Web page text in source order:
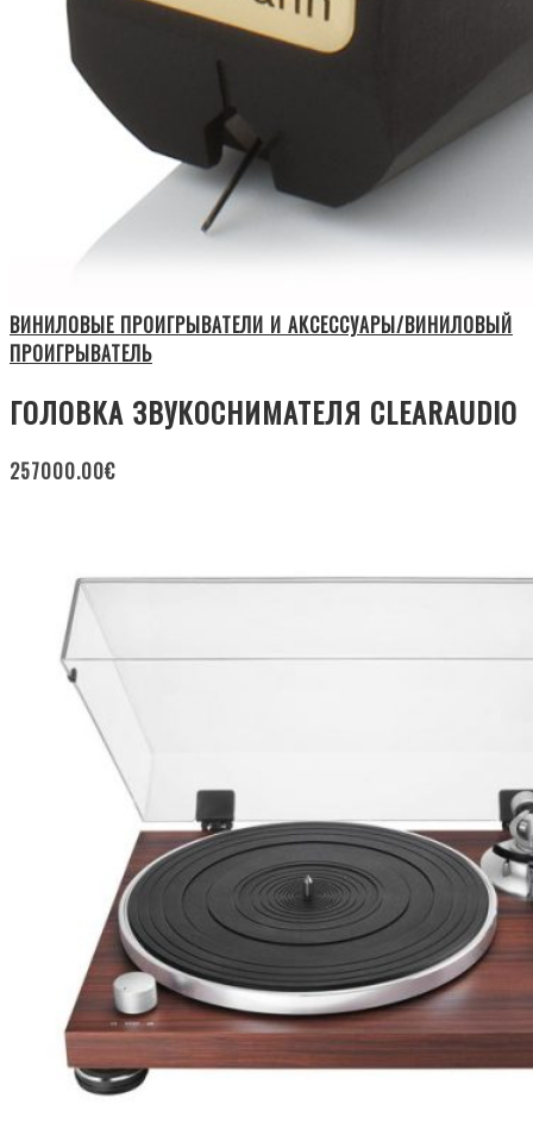
ВИНИЛОВЫЕ ПРОИГРЫВАТЕЛИ И АКСЕССУАРЫ/ВИНИЛОВЫЙ
ПРОИГРЫВАТЕЛЬ
ГОЛОВКА ЗВУКОСНИМАТЕЛЯ CLEARAUDIO
257000.00€